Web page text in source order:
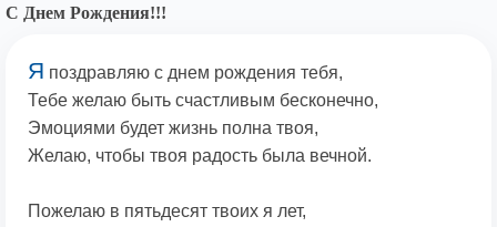
С Днем Рождения!!!
Я поздравляю с днем рождения тебя,
Тебе желаю быть счастливым бесконечно,
Эмоциями будет жизнь полна твоя,
Желаю, чтобы твоя радость была вечной.
Пожелаю в пятьдесят твоих я лет,